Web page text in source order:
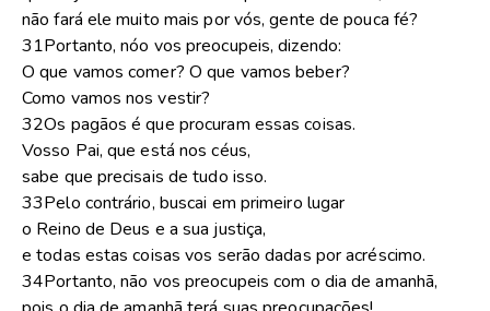
não fará ele muito mais por vós, gente de pouca fé?
31Portanto, nóo vos preocupeis, dizendo:
O que vamos comer? O que vamos beber?
Como vamos nos vestir?
32Os pagãos é que procuram essas coisas.
Vosso Pai, que está nos céus,
sabe que precisais de tudo isso.
33Pelo contrário, buscai em primeiro lugar
o Reino de Deus e a sua justiça,
e todas estas coisas vos serão dadas por acréscimo.
34Portanto, não vos preocupeis com o dia de amanhã,